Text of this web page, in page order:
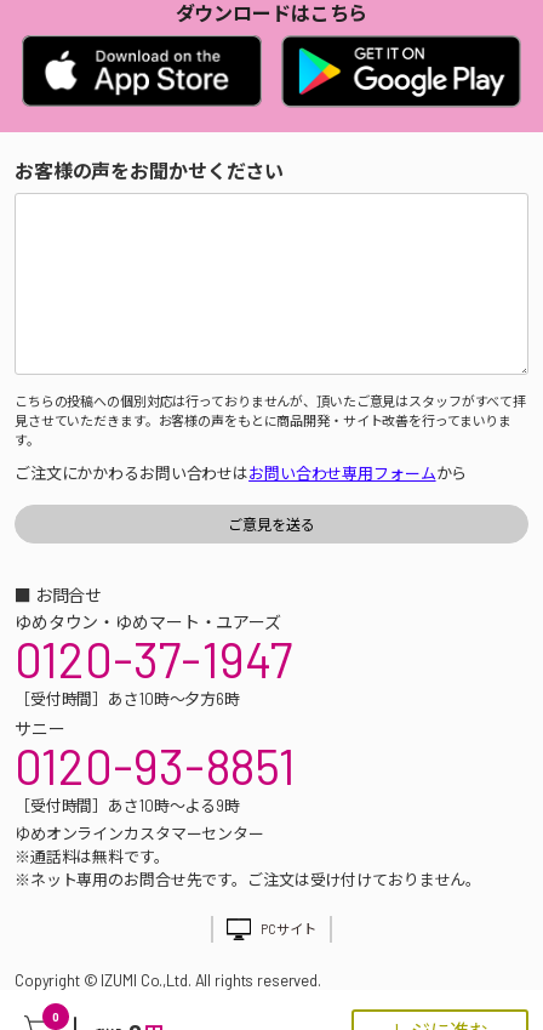
0
ダウンロードはこちら
お客様の声をお聞かせください
こちらの投稿への個別対応は行っておりませんが、頂いたご意見はスタッフがすべて拝
見させていただきます。お客様の声をもとに商品開発・サイト改善を行ってまいりま
す。
ご注文にかかわるお問い合わせはお問い合わせ専用フォームから
■ お問合せ
ゆめタウン・ゆめマート・ユアーズ
0120-37-1947
［受付時間］あさ10時～夕方6時
サニー
0120-93-8851
［受付時間］あさ10時～よる9時
ゆめオンラインカスタマーセンター
※通話料は無料です。
※ネット専用のお問合せ先です。ご注文は受け付けておりません。
PCサイト
Copyright © IZUMI Co.,Ltd. All rights reserved.